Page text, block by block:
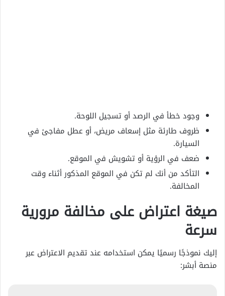
وجود خطأ في الرصد أو تسجيل اللوحة.
ظروف طارئة مثل إسعاف مريض، أو عطل مفاجئ في
السيارة.
ضعف في الرؤية أو تشويش في الموقع.
التأكد من أنك لم تكن في الموقع المذكور أثناء وقت
المخالفة.
صيغة اعتراض على مخالفة مرورية
سرعة
إليك نموذجًا رسميًا يمكن استخدامه عند تقديم الاعتراض عبر
منصة أبشر: